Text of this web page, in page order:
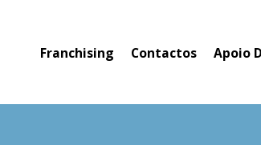
Franchising Contactos Apoio